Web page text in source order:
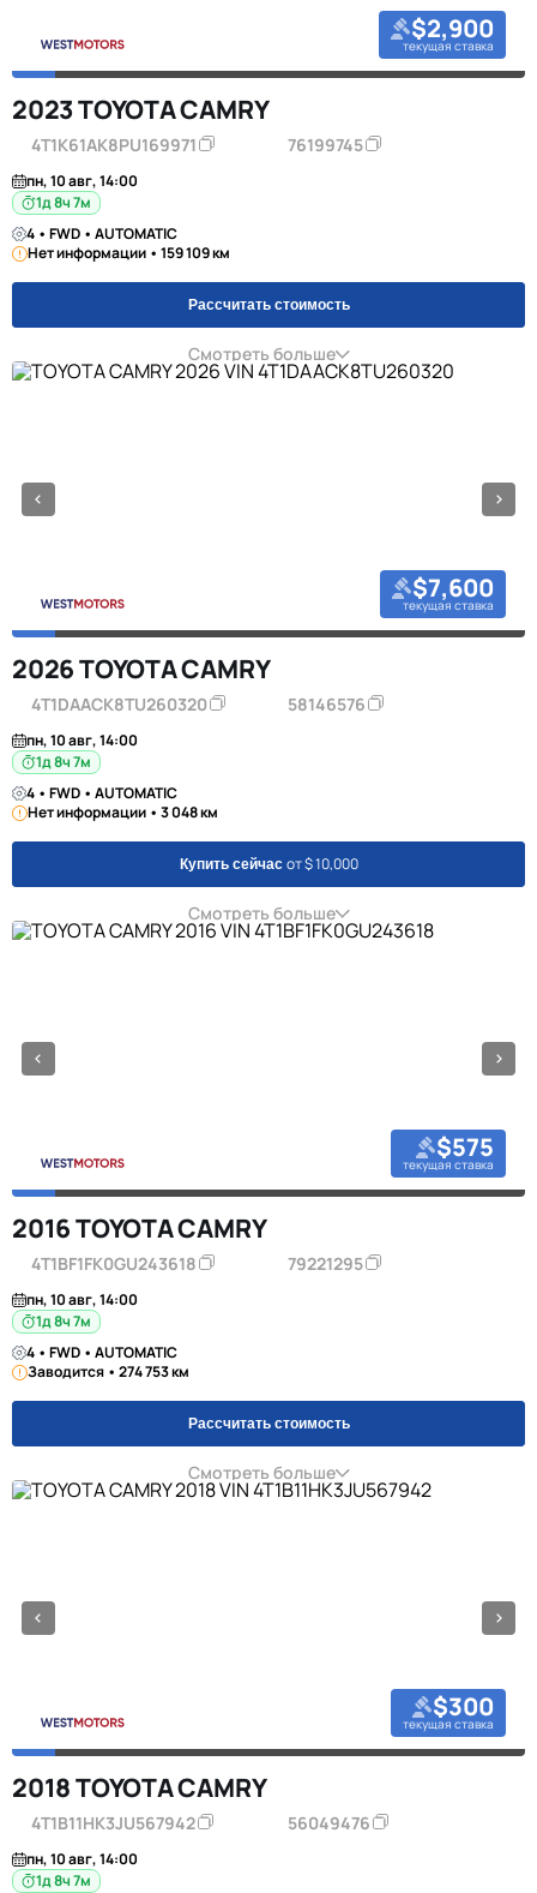
$2,900
текущая ставка
2023 TOYOTA CAMRY
4T1K61AK8PU169971 76199745
пн, 10 авг, 14:00
1д 8ч 7м
4 • FWD • AUTOMATIC
Нет информации • 159 109 км
Рассчитать стоимость
Смотреть больше
$7,600
текущая ставка
2026 TOYOTA CAMRY
4T1DAACK8TU260320 58146576
пн, 10 авг, 14:00
1д 8ч 7м
4 • FWD • AUTOMATIC
Нет информации • 3 048 км
Купить сейчас от $ 10,000
Смотреть больше
$575
текущая ставка
2016 TOYOTA CAMRY
4T1BF1FK0GU243618 79221295
пн, 10 авг, 14:00
1д 8ч 7м
4 • FWD • AUTOMATIC
Заводится • 274 753 км
Рассчитать стоимость
Смотреть больше
$300
текущая ставка
2018 TOYOTA CAMRY
4T1B11HK3JU567942 56049476
пн, 10 авг, 14:00
1д 8ч 7м